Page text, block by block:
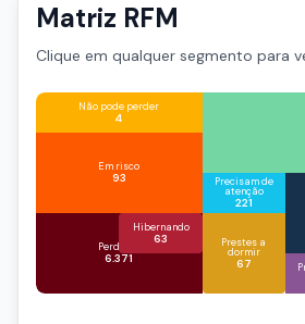
Matriz RFM
Clique em qualquer segmento para
Não pode perder
4
Precisam de
atenção
221
Prestes a
dormir
67
Em risco
93
Hibernando
63
Perdidos
6.371